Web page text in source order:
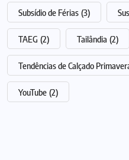
Subsídio de Férias (3)
TAEG (2) Tailândia (2)
Tendências de Calçado
YouTube (2)